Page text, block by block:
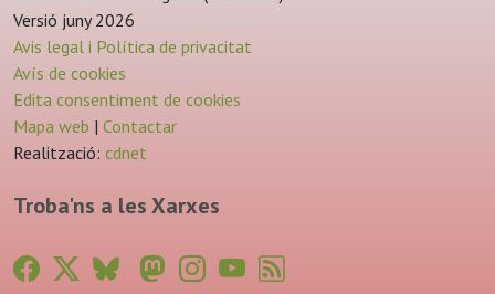
Versió juny 2026
Avis legal i Política de privacitat
Avís de cookies
Edita consentiment de cookies
Mapa web | Contactar
Realització: cdnet
Troba'ns a les Xarxes